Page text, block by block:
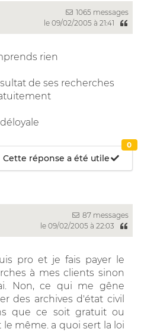
1065 messages
le 09/02/2005 à 21:41
rien
de ses recherches
Cette réponse a été utile
0
87 messages
le 09/02/2005 à 22:03
pro et je fais payer le
à mes clients sinon
Non, ce qui me gêne
des archives d'état civil
que ce soit gratuit ou
même. a quoi sert la loi